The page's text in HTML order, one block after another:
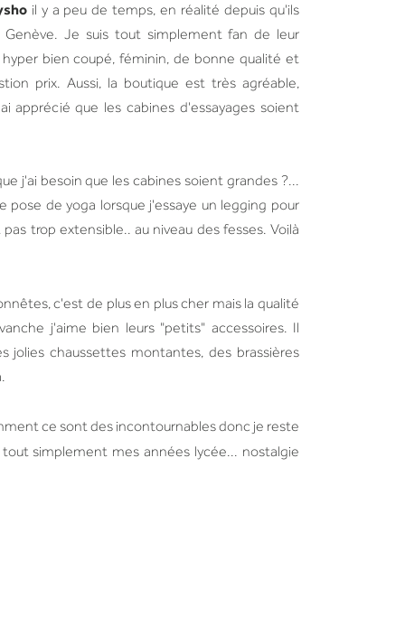
il y a peu de temps, en réalité depuis qu'ils
Je suis tout simplement fan de leur
bien coupé, féminin, de bonne qualité et
prix. Aussi, la boutique est très agréable,
apprécié que les cabines d'essayages soient
j'ai besoin que les cabines soient grandes ?...
pose de yoga lorsque j'essaye un legging pour
trop extensible.. au niveau des fesses. Voilà
c'est de plus en plus cher mais la qualité
j'aime bien leurs "petits" accessoires. Il
jolies chaussettes montantes, des brassières
ce sont des incontournables donc je reste
simplement mes années lycée... nostalgie